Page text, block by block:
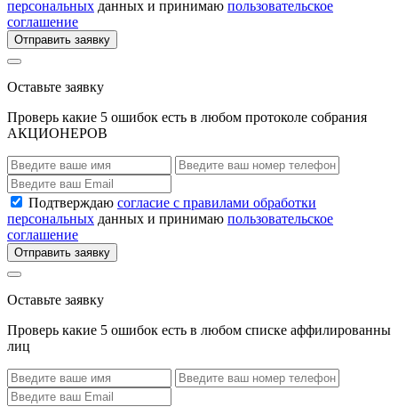
персональных данных и принимаю пользовательское
соглашение
Отправить заявку
Оставьте заявку
Проверь какие 5 ошибок есть в любом протоколе собрания
АКЦИОНЕРОВ
Подтверждаю согласие с правилами обработки
персональных данных и принимаю пользовательское
соглашение
Отправить заявку
Оставьте заявку
Проверь какие 5 ошибок есть в любом списке аффилированны
лиц